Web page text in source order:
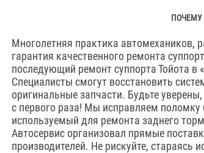
ПОЧЕМУ
Многолетняя практика автомехаников,
гарантия качественного ремонта
последующий ремонт суппорта Тойота в
Специалисты смогут восстановить
оригинальные запчасти. Будьте
с первого раза! Мы исправляем
используемый для ремонта заднего
Автосервис организовал прямые
производителей. Не рискуйте, стараясь